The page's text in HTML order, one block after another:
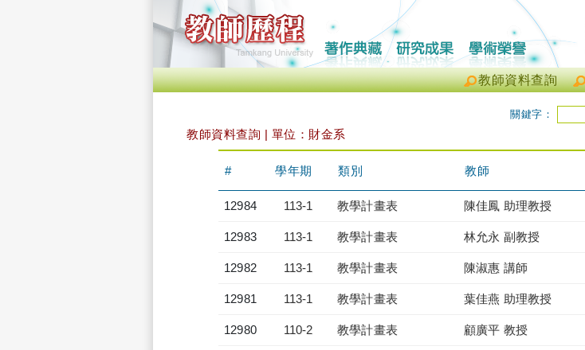
教師資料查詢
關鍵字：
教師資料查詢 | 單位：財金系
# 學年期 類別 教師
12984 113-1 教學計畫表 陳佳鳳 助理教授
12983 113-1 教學計畫表 林允永 副教授
12982 113-1 教學計畫表 陳淑惠 講師
12981 113-1 教學計畫表 葉佳燕 助理教授
12980 110-2 教學計畫表 顧廣平 教授